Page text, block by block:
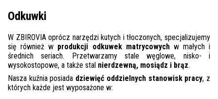
Odkuwki
W ZBIROVIA oprócz narzędzi kutych i tłoczonych, specjalizujemy
się również w produkcji odkuwek matrycowychw małych i
średnich seriach. Przetwarzamy stale węglowe, nisko- i
wysokostopowe, a także stal nierdzewną, mosiądz i brąz.
Nasza kuźnia posiada dziewięć oddzielnych stanowisk pracy, z
których każde jest wyposażone w: